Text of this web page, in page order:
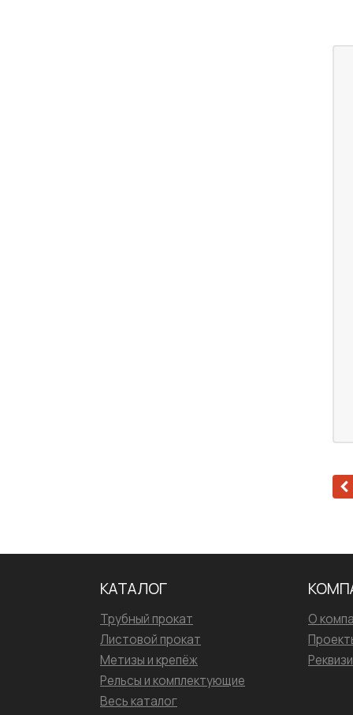
КАТАЛОГ
Трубный прокат
Листовой прокат
Метизы и крепёж
Рельсы и комплектующие
Весь каталог
О